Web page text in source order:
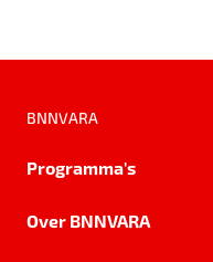
BNNVARA
Programma's
Over BNNVARA